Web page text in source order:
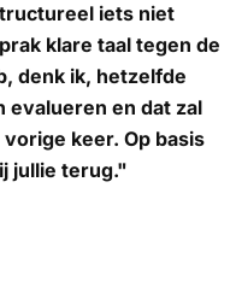
iets niet
klare taal tegen de
denk ik, hetzelfde
evalueren en dat zal
keer. Op basis
jullie terug."